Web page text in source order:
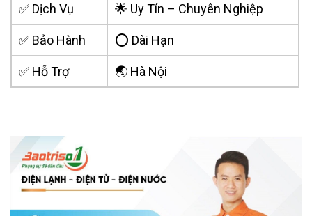
✅ Dịch Vụ 🌟 Uy Tín – Chuyên Nghiệp
✅ Bảo Hành ⭕ Dài Hạn
✅ Hỗ Trợ 🌏 Hà Nội